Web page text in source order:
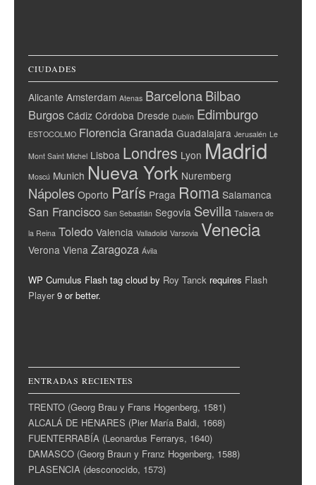
CIUDADES
Alicante Amsterdam Atenas BarcelonaBilbao
Burgos Cádiz Córdoba Dresde Dublín Edimburgo
ESTOCOLMO FlorenciaGranada Guadalajara Jerusalén Le
Mont Saint Michel Lisboa Londres Lyon Madrid
Moscú Munich Nueva York Nuremberg
Nápoles Oporto París Praga Roma Salamanca
San Francisco San Sebastián Segovia Sevilla Talavera de
la Reina Toledo Valencia Valladolid Varsovia Venecia
Verona Viena Zaragoza Ávila
WP Cumulus Flash tag cloud by Roy Tanck requires Flash
Player9 or better.
ENTRADAS RECIENTES
TRENTO (Georg Brau y Frans Hogenberg, 1581)
ALCALÁ DE HENARES (Pier María Baldi, 1668)
FUENTERRABÍA (Leonardus Ferrarys, 1640)
DAMASCO (Georg Braun y Franz Hogenberg, 1588)
PLASENCIA (desconocido, 1573)